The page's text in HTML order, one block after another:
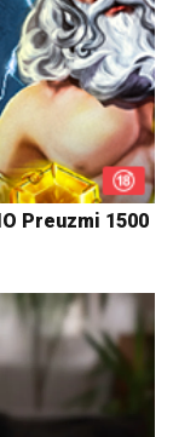
Preuzmi 1500